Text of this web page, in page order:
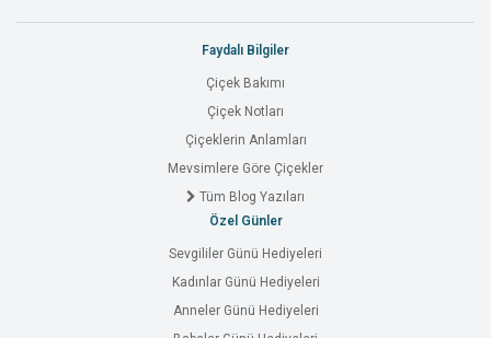
Faydalı Bilgiler
Çiçek Bakımı
Çiçek Notları
Çiçeklerin Anlamları
Mevsimlere Göre Çiçekler
Tüm Blog Yazıları
Özel Günler
Sevgililer Günü Hediyeleri
Kadınlar Günü Hediyeleri
Anneler Günü Hediyeleri